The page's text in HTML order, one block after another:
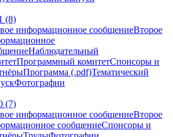
(8)
информационное сообщениеВторое
Наблюдательный
Программный комитетСпонсоры и
Программа (.pdf)Тематический
Фотографии
(7)
информационное сообщениеВторое
сообщениеСпонсоры и